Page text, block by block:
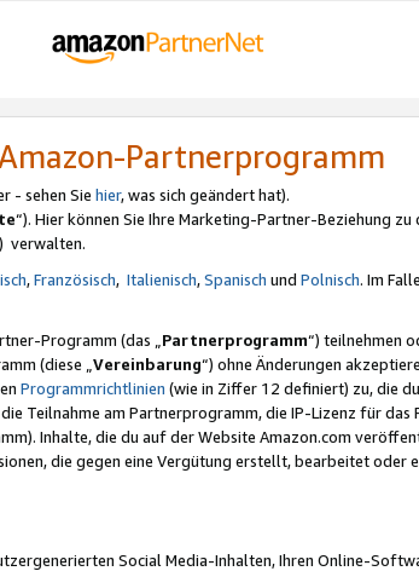
Partnerprogramm
- sehen Sie hier, was sich geändert hat).
“). Hier können Sie Ihre Marketing-Partner-Beziehung zu
verwalten.
,Französisch, Italienisch,Spanisch und Polnisch. Im
Programm (das „Partnerprogramm“) teilnehmen
(diese „Vereinbarung“) ohne Änderungen
Programmrichtlinien (wie in Ziffer 12 definiert) zu, die
Teilnahme am Partnerprogramm, die IP-Lizenz für
Inhalte, die du auf der Website Amazon.com
die gegen eine Vergütung erstellt, bearbeitet
Social Media-Inhalten, Ihren Online-